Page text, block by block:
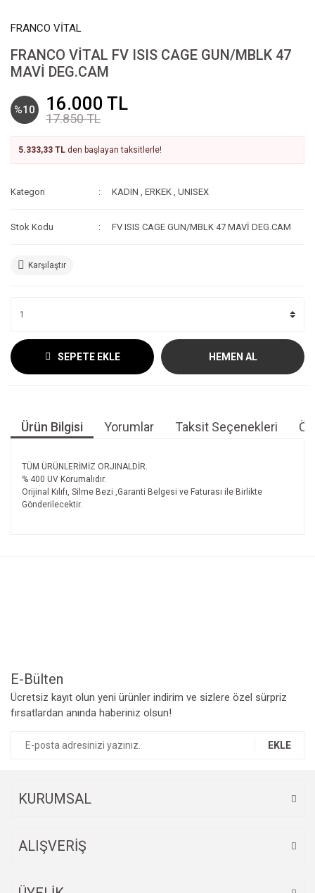
FRANCO VİTAL
FRANCO VİTAL FV ISIS CAGE GUN/MBLK 47
MAVİ DEG.CAM
%10 16.000 TL
17.850 TL
5.333,33 TL den başlayan taksitlerle!
Kategori KADIN ,ERKEK ,UNISEX
Stok Kodu FV ISIS CAGE GUN/MBLK 47 MAVİ DEG.CAM
Karşılaştır
SEPETE EKLE HEMEN AL
Ürün Bilgisi Yorumlar Taksit Seçenekleri
TÜM ÜRÜNLERİMİZ ORJINALDİR.
% 400 UV Korumalıdır.
Orijinal Kılıfı, Silme Bezi ,Garanti Belgesi ve Faturası ile Birlikte
Gönderilecektir.
E-Bülten
Ücretsiz kayıt olun yeni ürünler indirim ve sizlere özel sürpriz
fırsatlardan anında haberiniz olsun!
EKLE
KURUMSAL
ALIŞVERİŞ